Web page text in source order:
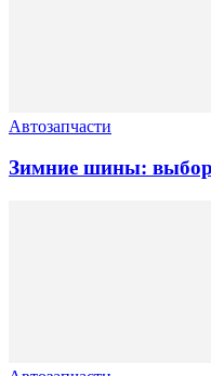
Автозапчасти
Зимние шины: